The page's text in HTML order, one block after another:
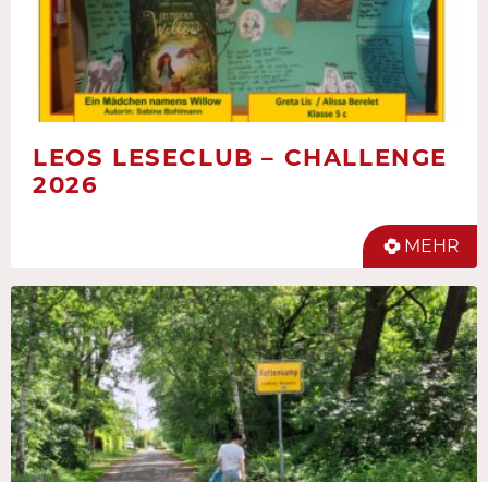
LEOS LESECLUB – CHALLENGE
2026
MEHR